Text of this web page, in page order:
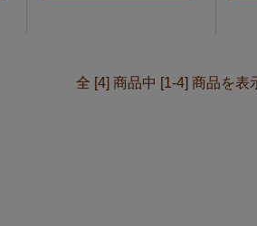
全 [4] 商品中 [1-4] 商品を表